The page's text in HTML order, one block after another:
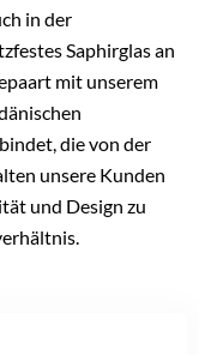
in der
Saphirglas an
mit unserem
die von der
unsere Kunden
und Design zu